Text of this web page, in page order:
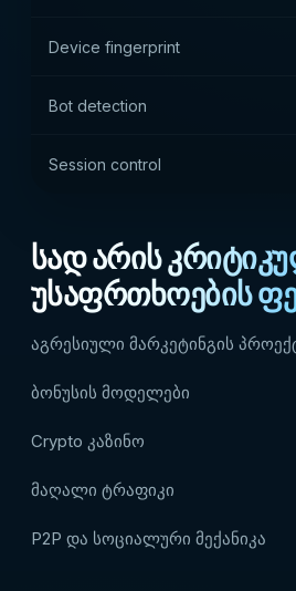
Device fingerprint
Bot detection
Session control
სად არის
უსაფრთხოების
აგრესიული მარკეტინგის
ბონუსის მოდელები
Crypto კაზინო
მაღალი ტრაფიკი
P2P და სოციალური მექანიკა